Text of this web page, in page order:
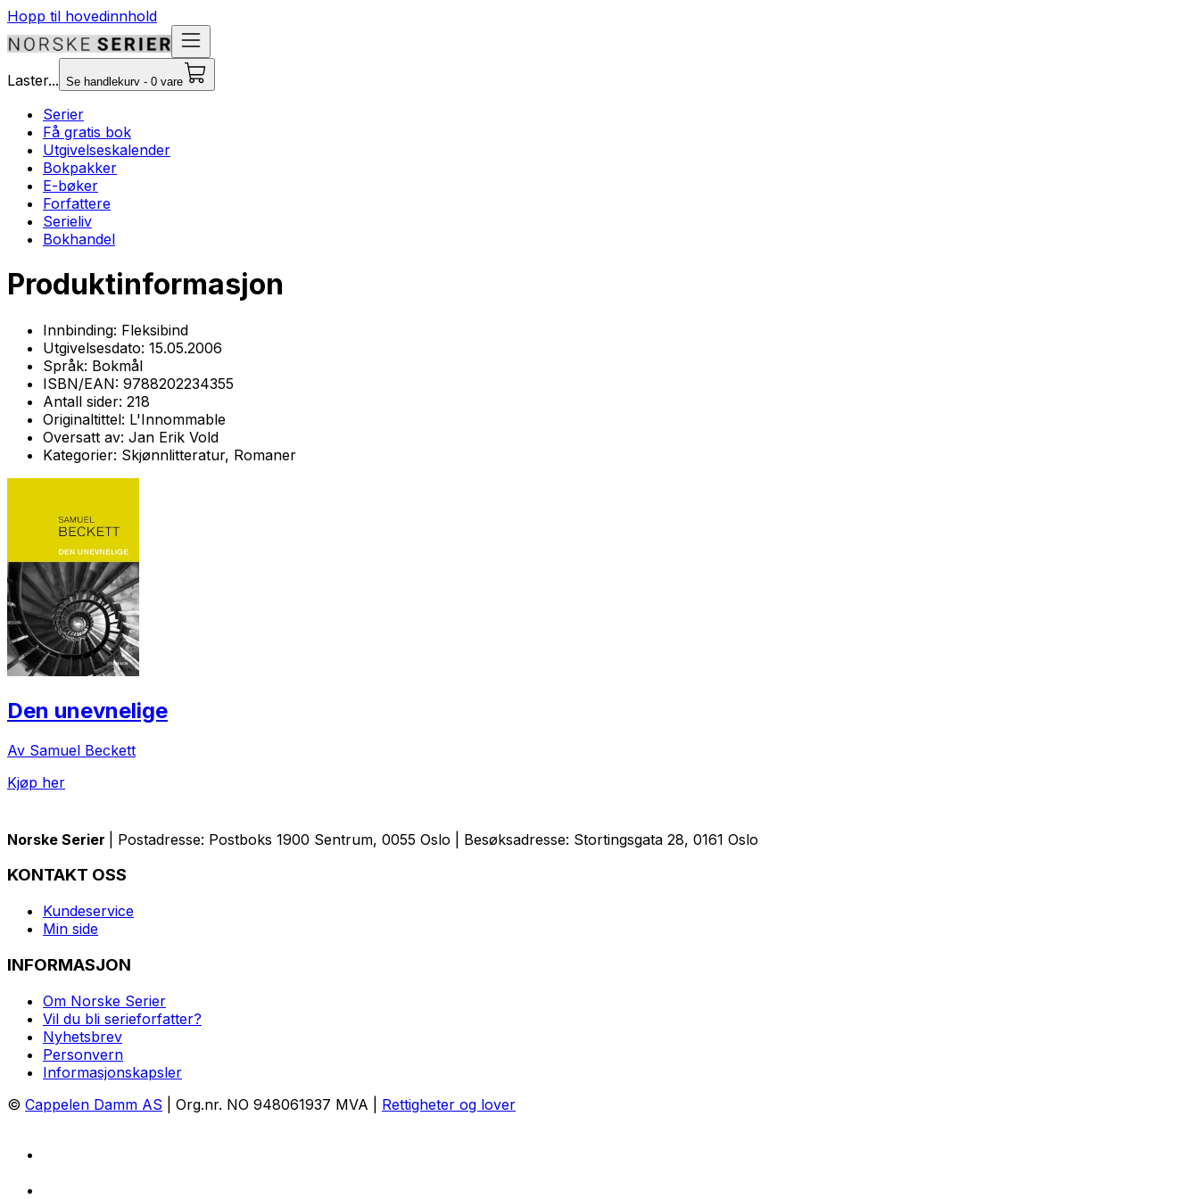
Hopp til hovedinnhold
Laster... Se handlekurv - 0 vare
Serier
Få gratis bok
Utgivelseskalender
Bokpakker
E-bøker
Forfattere
Serieliv
Bokhandel
Produktinformasjon
Innbinding: Fleksibind
Utgivelsesdato: 15.05.2006
Språk: Bokmål
ISBN/EAN: 9788202234355
Antall sider: 218
Originaltittel: L'Innommable
Oversatt av: Jan Erik Vold
Kategorier: Skjønnlitteratur, Romaner
Den unevnelige
Av Samuel Beckett
Kjøp her
Norske Serier | Postadresse: Postboks 1900 Sentrum, 0055 Oslo | Besøksadresse: Stortingsgata 28, 0161 Oslo
KONTAKT OSS
Kundeservice
Min side
INFORMASJON
Om Norske Serier
Vil du bli serieforfatter?
Nyhetsbrev
Personvern
Informasjonskapsler
© Cappelen Damm AS | Org.nr. NO 948061937 MVA | Rettigheter og lover